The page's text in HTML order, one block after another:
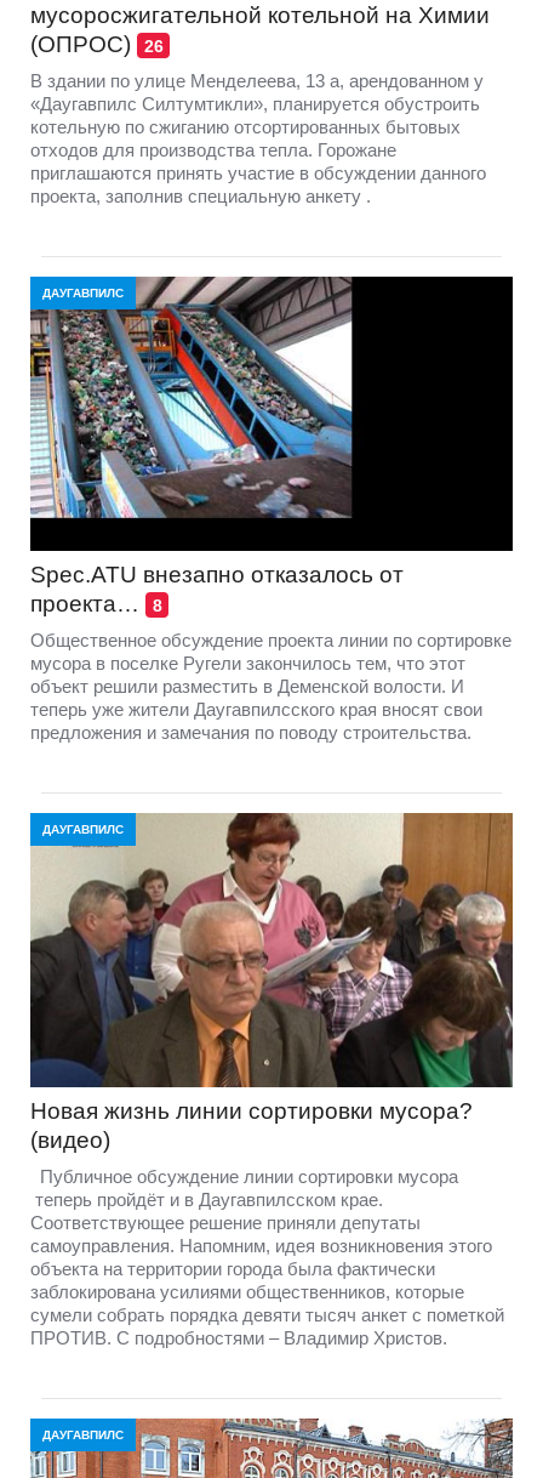
мусоросжигательной котельной на Химии
(ОПРОС)
26
В здании по улице Менделеева, 13 а, арендованном у
«Даугавпилс Силтумтикли», планируется обустроить
котельную по сжиганию отсортированных бытовых
отходов для производства тепла. Горожане
приглашаются принять участие в обсуждении данного
проекта, заполнив специальную анкету .
ДАУГАВПИЛС
Spec.ATU внезапно отказалось от
проекта…
8
Общественное обсуждение проекта линии по сортировке
мусора в поселке Ругели закончилось тем, что этот
объект решили разместить в Деменской волости. И
теперь уже жители Даугавпилсского края вносят свои
предложения и замечания по поводу строительства.
ДАУГАВПИЛС
Новая жизнь линии сортировки мусора?
(видео)
Публичное обсуждение линии сортировки мусора
теперь пройдёт и в Даугавпилсском крае.
Соответствующее решение приняли депутаты
самоуправления. Напомним, идея возникновения этого
объекта на территории города была фактически
заблокирована усилиями общественников, которые
сумели собрать порядка девяти тысяч анкет с пометкой
ПРОТИВ. С подробностями – Владимир Христов.
ДАУГАВПИЛС